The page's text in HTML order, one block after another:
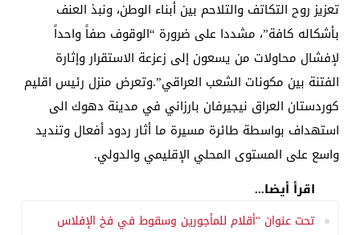
تعزيز روح التكاتف والتلاحم بين أبناء الوطن، ونبذ العنف
بأشكاله كافة”، مشددا على ضرورة “الوقوف صفاً واحداً
لإفشال محاولات من يسعون إلى زعزعة الاستقرار وإثارة
الفتنة بين مكونات الشعب العراقي”.وتعرض منزل رئيس اقليم
كوردستان العراق نيجيرفان بارزاني في مدينة دهوك الى
استهداف بواسطة طائرة مسيرة ما أثار ردود أفعال وتنديد
واسع على المستوى المحلي الإقليمي والدولي.
اقرأ أيضا...
تحت عنوان “أقلام للمأجورين وسقوط في فخ الإفلاس